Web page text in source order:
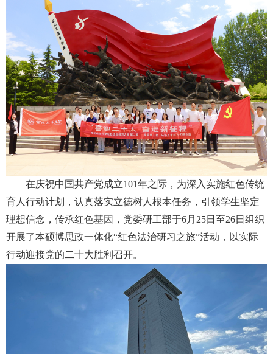
在庆祝中国共产党成立101年之际，为深入实施红色传统
育人行动计划，认真落实立德树人根本任务，引领学生坚定
理想信念，传承红色基因，党委研工部于6月 25日至26日组织
开展了本硕博思政一体化“红色法治研习之旅”活动，以实际
行动迎接党的二十大胜利召开。